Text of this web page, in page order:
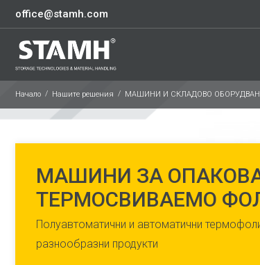
office@stamh.com
Начало Нашите решения МАШИНИ И СКЛАДОВО
МАШИНИ ЗА
ТЕРМОСВИВАЕМО
Полуавтоматични и автоматични
разнообразни продукти